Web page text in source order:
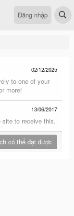
Đăng nhập
02/12/2025
to one of your
more!
13/06/2017
site to receive this.
có thể đạt được